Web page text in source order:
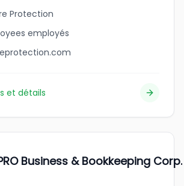
Protection
employés
et détails
Business & Bookkeeping Corp.